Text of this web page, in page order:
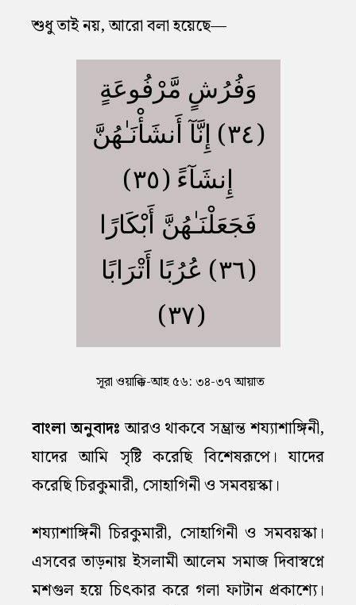
শুধু তাই নয়, আরো বলা হয়েছে—
وَفُرُشٍ مَّرْفُوعَةٍ
(٣٤) إِنَّآ أَنشَأْنَـٰهُنَّ
إِنشَآءً (٣٥)
فَجَعَلْنَـٰهُنَّ أَبْكَارًا
(٣٦) عُرُبًا أَتْرَابًا
(٣٧)
সূরা ওয়াক্কি-আহ ৫৬: ৩৪-৩৭ আয়াত
বাংলা অনুবাদঃআরও থাকবে সম্ভ্রান্ত শয্যাশাঙ্গিনী,
যাদের আমি সৃষ্টি করেছি বিশেষরূপে। যাদের
করেছি চিরকুমারী, সোহাগিনী ও সমবয়স্কা।
শয্যাশাঙ্গিনী চিরকুমারী, সোহাগিনী ও সমবয়স্কা।
এসবের তাড়নায় ইসলামী আলেম সমাজ দিবাস্বপ্নে
মশগুল হয়ে চিৎকার করে গলা ফাটান প্রকাশ্যে।